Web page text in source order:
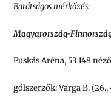
Barátságos mérkőzés:
Magyarország-
Puskás Aréna, 53 148
gólszerzők: Varga B.